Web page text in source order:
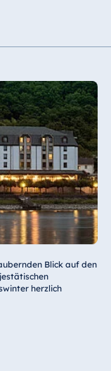
Blick auf den
herzlich